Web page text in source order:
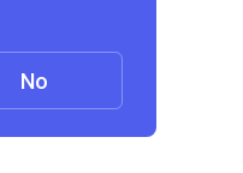
No